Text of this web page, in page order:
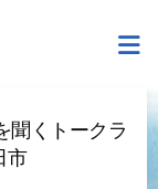
聞くトークラ
市